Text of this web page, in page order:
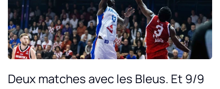
Deux matches avec les Bleus. Et 9/9